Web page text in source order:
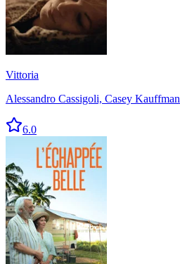
Vittoria
Alessandro Cassigoli, Casey Kauffman
6.0